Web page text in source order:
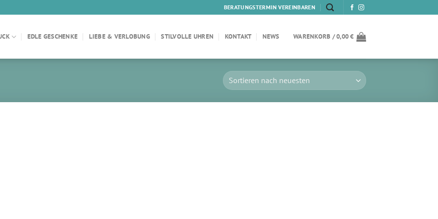
BERATUNGSTERMIN VEREINBAREN
EDLE GESCHENKE LIEBE & VERLOBUNG STILVOLLE UHREN KONTAKT NEWS WARENKORB /0,00€